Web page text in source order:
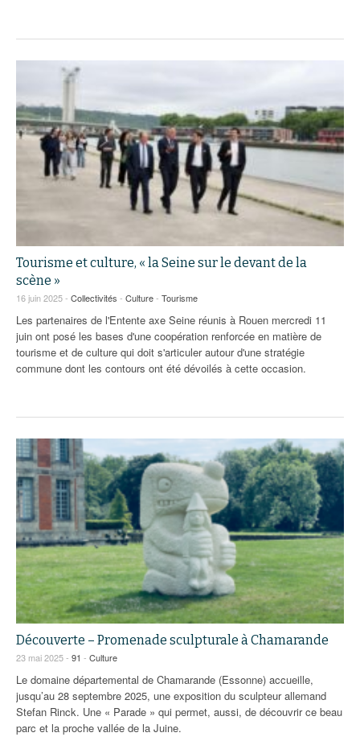
Tourisme et culture, « la Seine sur le devant de la
scène »
16 juin 2025 - Collectivités - Culture- Tourisme
Les partenaires de l'Entente axe Seine réunis à Rouen mercredi 11
juin ont posé les bases d'une coopération renforcée en matière de
tourisme et de culture qui doit s'articuler autour d'une stratégie
commune dont les contours ont été dévoilés à cette occasion.
Découverte – Promenade sculpturale à Chamarande
23 mai 2025 - 91 - Culture
Le domaine départemental de Chamarande (Essonne) accueille,
jusqu’au 28 septembre 2025, une exposition du sculpteur allemand
Stefan Rinck. Une « Parade » qui permet, aussi, de découvrir ce beau
parc et la proche vallée de la Juine.